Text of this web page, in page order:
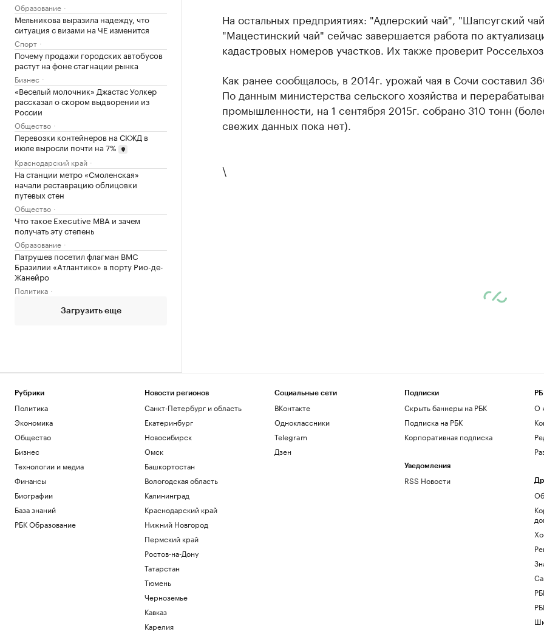
Образование
Мельникова выразила надежду, что
ситуация с визами на ЧЕ изменится
Спорт
Почему продажи городских автобусов
растут на фоне стагнации рынка
Бизнес
«Веселый молочник» Джастас Уолкер
рассказал о скором выдворении из
России
Общество
Перевозки контейнеров на СКЖД в
июле выросли почти на 7%
Краснодарский край
На станции метро «Смоленская»
начали реставрацию облицовки
путевых стен
Общество
Что такое Executive MBA и зачем
получать эту степень
Образование
Патрушев посетил флагман ВМС
Бразилии «Атлантико» в порту Рио-де-
Жанейро
Политика
Загрузить еще
На остальных предприятиях: "Адлерский чай", "Шапсугский
"Мацестинский чай" сейчас завершается работа по
кадастровых номеров участков. Их также проверит
Как ранее сообщалось, в 2014г. урожай чая в Сочи составил
По данным министерства сельского хозяйства и
промышленности, на 1 сентября 2015г. собрано 310 тонн
свежих данных пока нет).
\
Рубрики
Политика
Экономика
Общество
Бизнес
Технологии и медиа
Финансы
Биографии
База знаний
РБК Образование
Новости регионов
Санкт-Петербург и область
Екатеринбург
Новосибирск
Омск
Башкортостан
Вологодская область
Калининград
Краснодарский край
Нижний Новгород
Пермский край
Ростов-на-Дону
Татарстан
Тюмень
Черноземье
Кавказ
Карелия
Социальные сети
ВКонтакте
Одноклассники
Telegram
Дзен
Подписки
Скрыть баннеры на РБК
Подписка на РБК
Корпоративная подписка
Уведомления
RSS Новости
О